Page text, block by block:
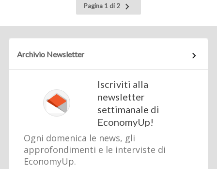
Pagina 1 di 2
Pagina
successiva
Archivio Newsletter
Iscriviti alla
newsletter
settimanale di
EconomyUp!
Ogni domenica le news, gli
approfondimenti e le interviste di
EconomyUp.